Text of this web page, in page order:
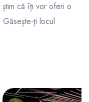
că îți vor oferi o
ți locul